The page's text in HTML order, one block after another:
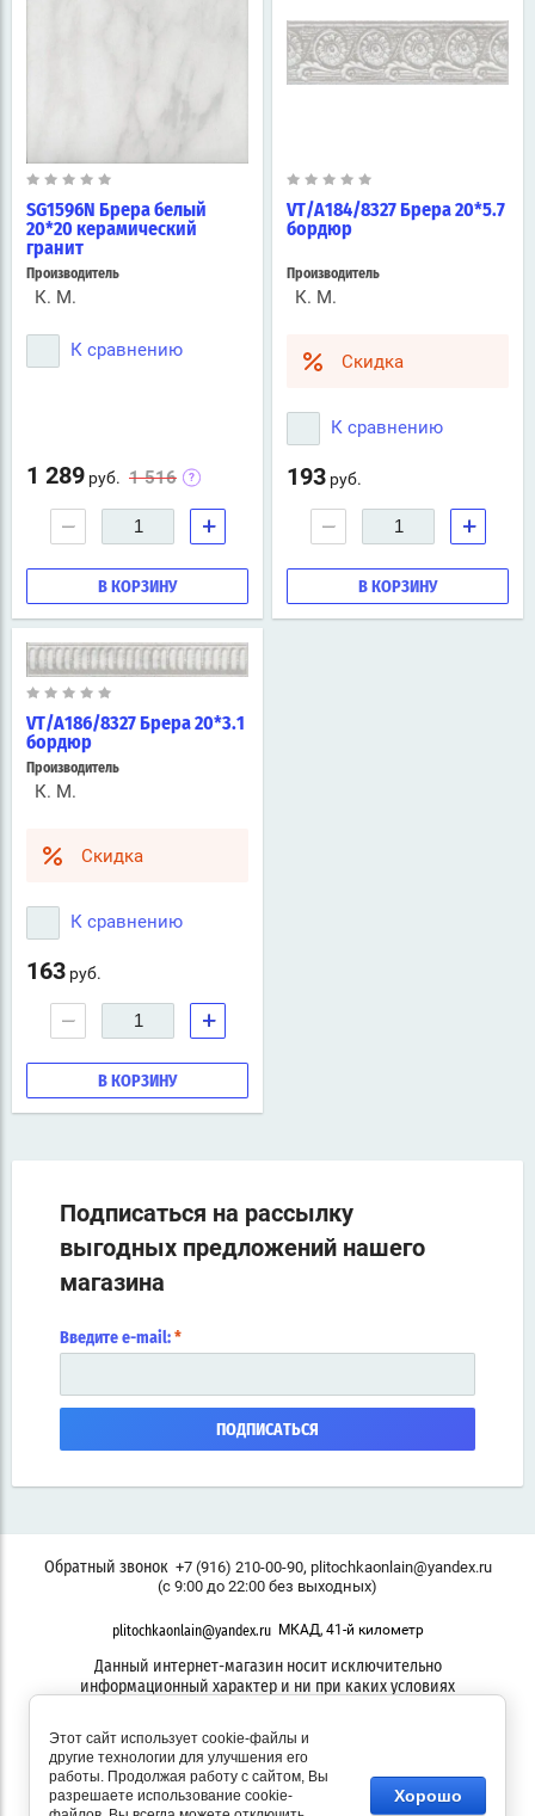
SG1596N Брера белый
20*20 керамический
гранит
Производитель
К. М.
К сравнению
1 516
1 289 руб.
− +
В КОРЗИНУ
VT/A184/8327 Брера 20*5.7
бордюр
Производитель
К. М.
Скидка
К сравнению
193 руб.
− +
В КОРЗИНУ
VT/A186/8327 Брера 20*3.1
бордюр
Производитель
К. М.
Скидка
К сравнению
163 руб.
− +
В КОРЗИНУ
Подписаться на рассылку
выгодных предложений нашего
магазина
Введите e-mail: *
ПОДПИСАТЬСЯ
Обратный звонок +7 (916) 210-00-90, plitochkaonlain@yandex.ru
(с 9:00 до 22:00 без выходных)
plitochkaonlain@yandex.ru МКАД, 41-й километр
Данный интернет-магазин носит исключительно
информационный характер и ни при каких условиях
являются публичной офертой
Этот сайт использует cookie-файлы и
другие технологии для улучшения его
работы. Продолжая работу с сайтом, Вы
разрешаете использование cookie-
Хорошо